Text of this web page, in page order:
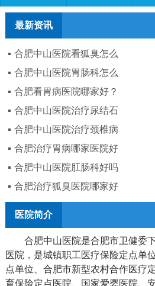
最新资讯
合肥中山医院看狐臭怎么
合肥中山医院胃肠科怎么
合肥看胃病医院哪家好？
合肥中山医院治疗尿结石
合肥中山医院治疗颈椎病
合肥治疗胃病哪家医院好
合肥中山医院肛肠科好吗
合肥治疗狐臭医院哪家好
医院简介
合肥中山医院是合肥市卫健委
医院，是城镇职工医疗保险定点单
点单位、合肥市新型农村合作医疗
育保险定点医院、国家爱婴医院、